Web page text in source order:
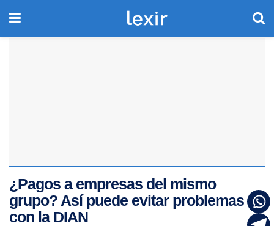
¿Pagos a empresas del mismo
grupo? Así puede evitar problemas
con la DIAN